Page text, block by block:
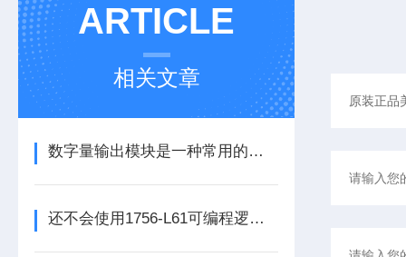
ARTICLE
相关文章
数字量输出模块是一种常用的控制器设备
还不会使用1756-L61可编程逻辑控制器？进来看